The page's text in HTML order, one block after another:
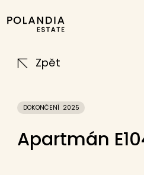
Zpět
DOKONČENÍ 2025
Apartmán